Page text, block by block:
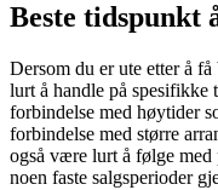
Beste tidspunkt
Dersom du er ute etter å
lurt å handle på spesifikke
forbindelse med høytider
forbindelse med større
også være lurt å følge med
noen faste salgsperioder